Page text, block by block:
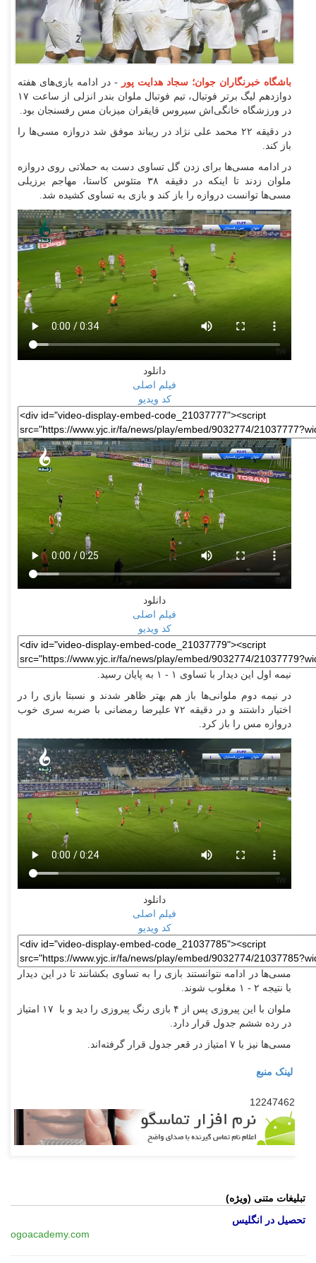
باشگاه خبرنگاران جوان؛ سجاد هدایت پور - در ادامه بازی‌های هفته
دوازدهم لیگ برتر فوتبال، تیم فوتبال ملوان بندر انزلی از ساعت ۱۷
در ورزشگاه خانگی‌اش سیروس قایقران میزبان مس رفسنجان بود.
در دقیقه ۲۲ محمد علی نژاد در ریباند موفق شد دروازه مسی‌ها را
باز کند.
در ادامه مسی‌ها برای زدن گل تساوی دست به حملاتی روی دروازه
ملوان زدند تا اینکه در دقیقه ۳۸ متئوس کاستا، مهاجم برزیلی
مسی‌ها توانست دروازه را باز کند و بازی به تساوی کشیده شد.
دانلود
فیلم اصلی
کد ویدیو
دانلود
فیلم اصلی
کد ویدیو
نیمه اول این دیدار با تساوی ۱ - ۱ به پایان رسید.
در نیمه دوم ملوانی‌ها باز هم بهتر ظاهر شدند و نسبتا بازی را در
اختیار داشتند و در دقیقه ۷۲ علیرضا رمضانی با ضربه سری خوب
دروازه مس را باز کرد.
دانلود
فیلم اصلی
کد ویدیو
مسی‌ها در ادامه نتوانستند بازی را به تساوی بکشانند تا در این دیدار
با نتیجه ۲ - ۱ مغلوب شوند.
ملوان با این پیروزی پس از ۴ بازی رنگ پیروزی را دید و با ۱۷ امتیاز
در رده ششم جدول قرار دارد.
مسی‌ها نیز با ۷ امتیاز در قعر جدول قرار گرفته‌اند.
لینک منبع
12247462
تبلیغات متنی (ویژه)
تحصیل در انگلیس
ogoacademy.com